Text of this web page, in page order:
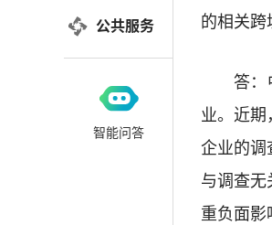
的相关跨
答
业。近
企业的
与调查
重负面影
公共服务
智能问答